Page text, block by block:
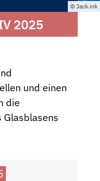
2025
Jack.ink
und einen
die